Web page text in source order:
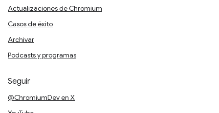
Actualizaciones de Chromium
Casos de éxito
Archivar
Podcasts y programas
Seguir
@ChromiumDev en X